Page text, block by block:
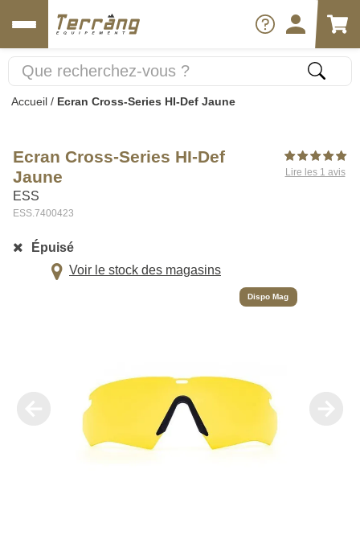
Accueil / Ecran Cross-Series HI-Def Jaune
Ecran Cross-Series HI-Def
Jaune
ESS
ESS.7400423
Lire les 1 avis
Épuisé
Voir le stock des magasins
Dispo Mag